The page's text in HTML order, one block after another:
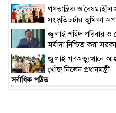
স্বাস্থ্যমন্ত্রী
গণতান্ত্রিক ও
সংস্কৃতিচর্চার ভূমিকা
আইনমন্ত্রী
জুলাই শহিদ পরিবার ও
মর্যাদা নিশ্চিত করা
দায়িত্ব: ভারপ্রাপ্ত রাষ্ট্রপতি
জুলাই গণঅভ্যুত্থানে
খোঁজ নিলেন প্রধানমন্ত্রী
সর্বাধিক পঠিত